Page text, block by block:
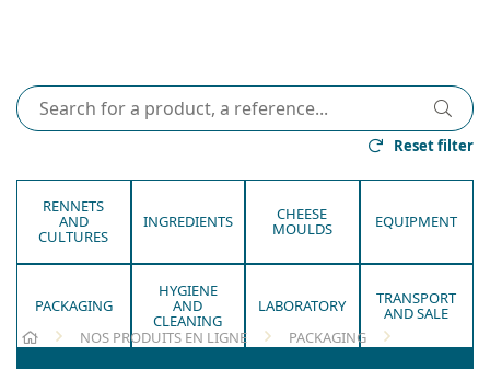
Reset filter
RENNETS
AND
CULTURES
INGREDIENTS CHEESE
MOULDS EQUIPMENT
PACKAGING
HYGIENE
AND
CLEANING
LABORATORY TRANSPORT
AND SALE
HOME NOS PRODUITS EN LIGNE PACKAGING